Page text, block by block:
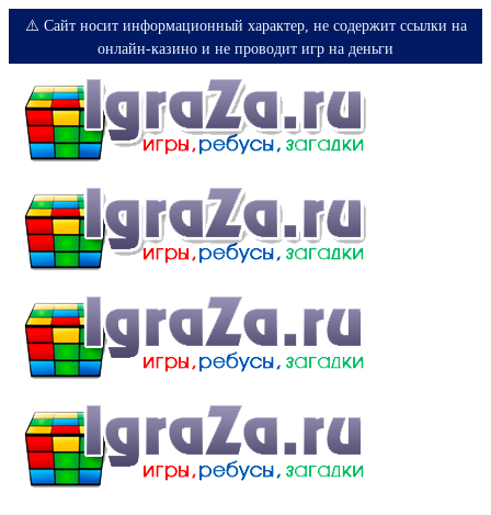
⚠️ Сайт носит информационный характер, не содержит ссылки на
онлайн-казино и не проводит игр на деньги